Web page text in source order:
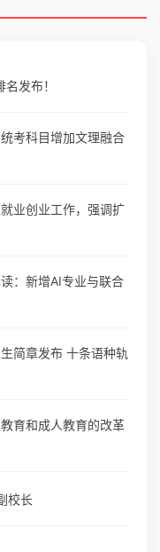
发布！
考科目增加文理融合
业创业工作，强调扩
：新增AI专业与联合
简章发布 十条语种轨
育和成人教育的改革
校长